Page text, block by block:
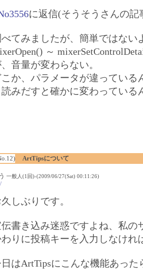
に返信(そうそうさんの記
てみましたが、簡単ではない
～
音量が変わらない。
こか、パラメータが違っている
読みだすと確かに変わっている
ArtTipsについて
一般人(1回)-(2009/06/27(Sat) 00:11:26)
しぶりです。
書き込み迷惑ですよね、私の
わりに投稿キーを入力しなけれ
はArtTipsにこんな機能あっ